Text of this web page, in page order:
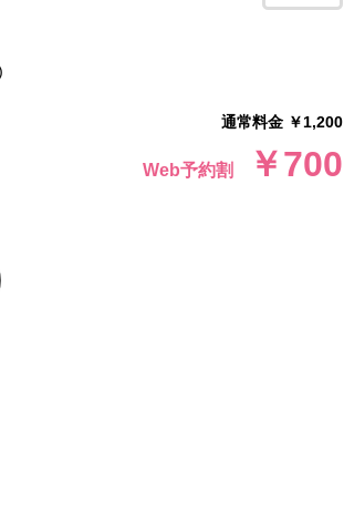
通常料金 ￥1,200
Web予約割 ￥700